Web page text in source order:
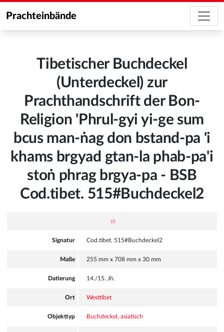
Prachteinbände
Tibetischer Buchdeckel
(Unterdeckel) zur
Prachthandschrift der Bon-
Religion 'Phrul-gyi yi-ge sum
bcus man-ṅag don bstand-pa 'i
khams brgyad gtan-la phab-pa'i
stoṅ phrag brgya-pa - BSB
Cod.tibet. 515#Buchdeckel2
Signatur Cod.tibet. 515#Buchdeckel2
Maße 255 mm x 708 mm x 30 mm
Datierung 14./15. Jh.
Ort Westtibet
Objekttyp Buchdeckel, asiatisch